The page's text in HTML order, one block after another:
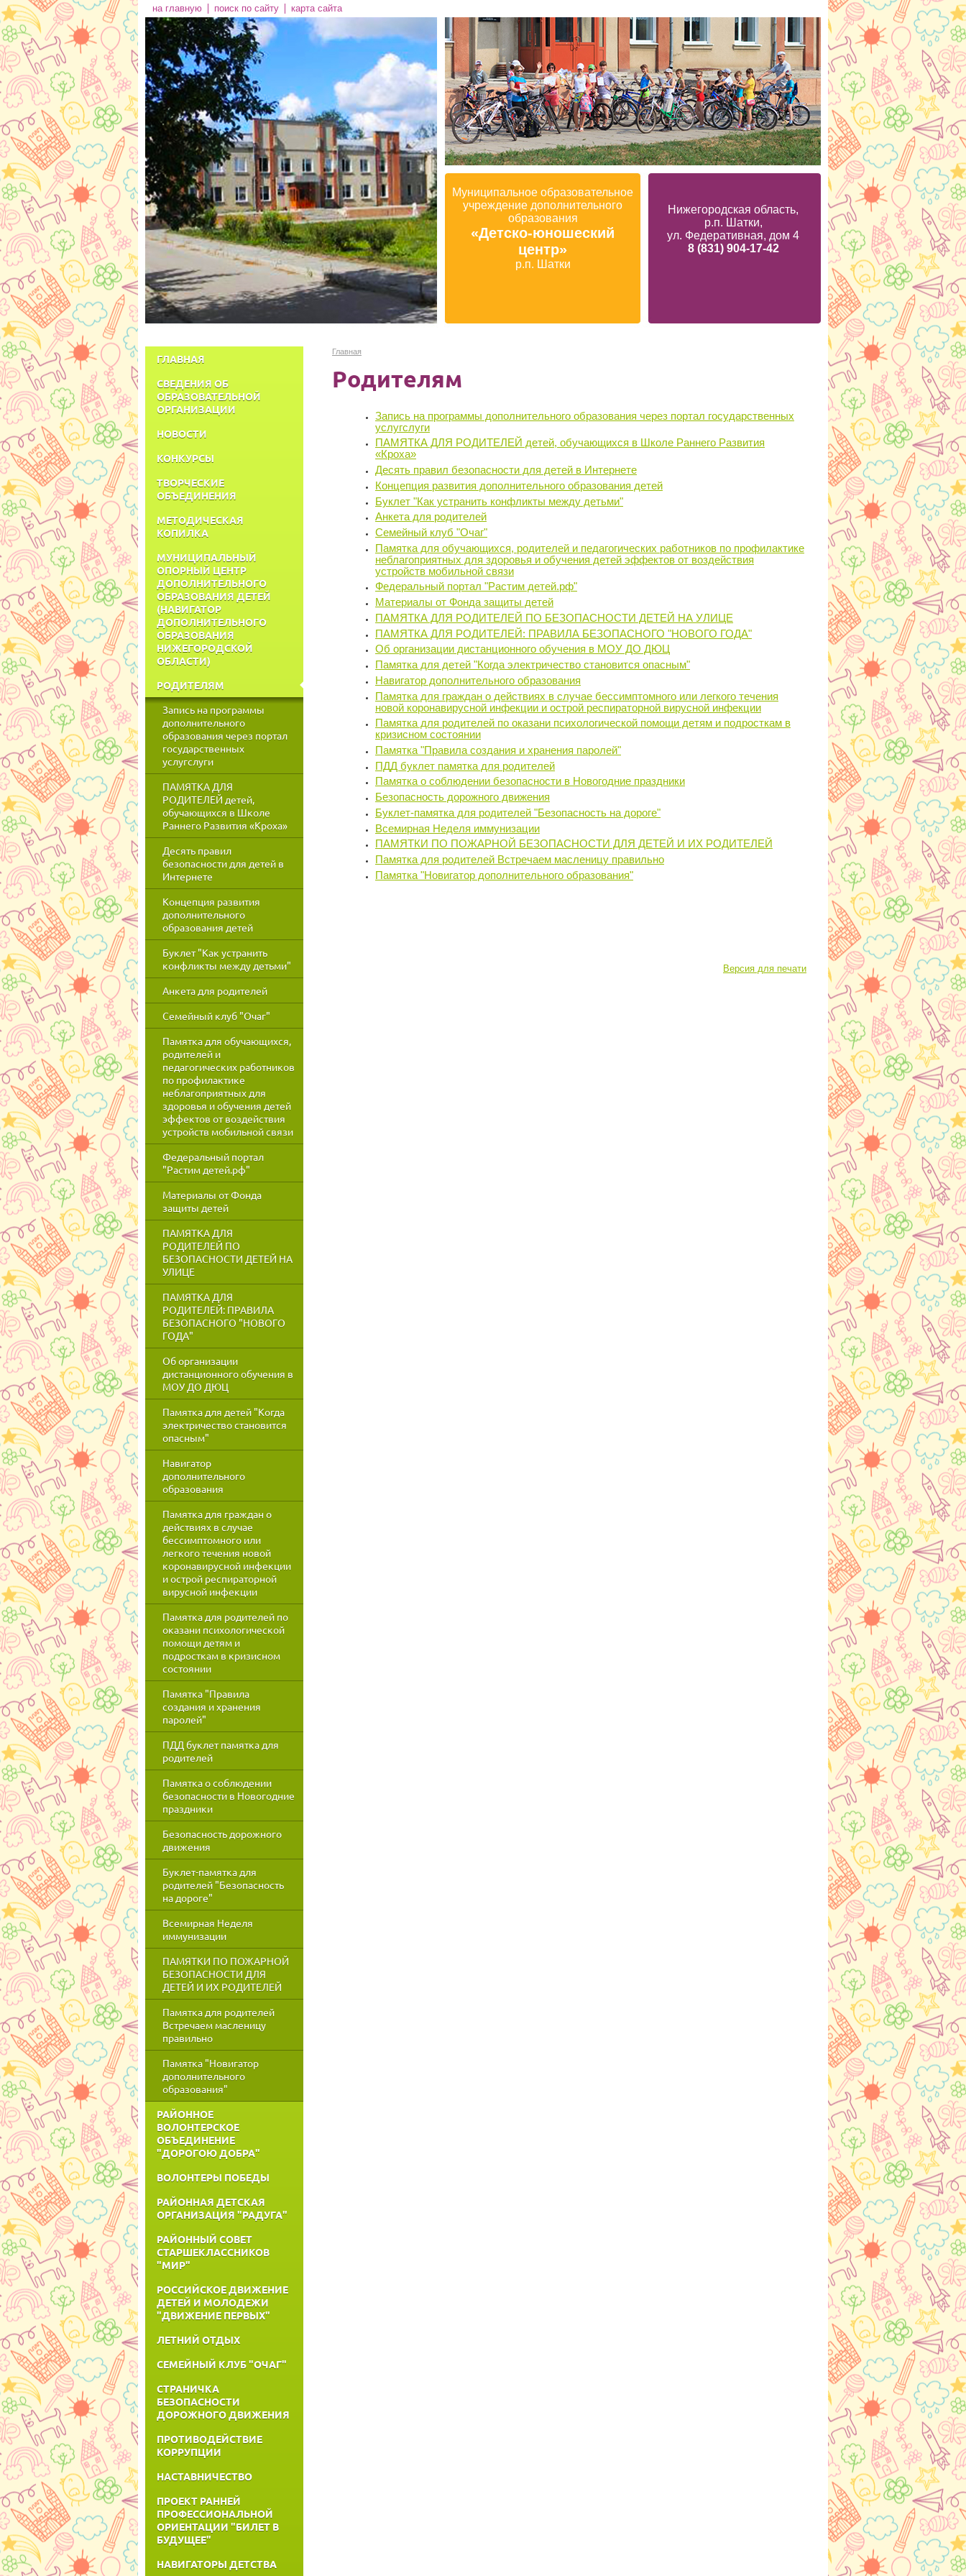
на главную поиск по сайту карта сайта
Муниципальное образовательное
учреждение дополнительного
образования
«Детско-юношеский
центр»
р.п. Шатки
Нижегородская область,
р.п. Шатки,
ул. Федеративная, дом 4
8 (831) 904-17-42
ГЛАВНАЯ
СВЕДЕНИЯ ОБ
ОБРАЗОВАТЕЛЬНОЙ
ОРГАНИЗАЦИИ
НОВОСТИ
КОНКУРСЫ
ТВОРЧЕСКИЕ
ОБЪЕДИНЕНИЯ
МЕТОДИЧЕСКАЯ
КОПИЛКА
МУНИЦИПАЛЬНЫЙ
ОПОРНЫЙ ЦЕНТР
ДОПОЛНИТЕЛЬНОГО
ОБРАЗОВАНИЯ ДЕТЕЙ
(НАВИГАТОР
ДОПОЛНИТЕЛЬНОГО
ОБРАЗОВАНИЯ
НИЖЕГОРОДСКОЙ
ОБЛАСТИ)
РОДИТЕЛЯМ
Запись на программы
дополнительного
образования через портал
государственных
услугслуги
ПАМЯТКА ДЛЯ
РОДИТЕЛЕЙ детей,
обучающихся в Школе
Раннего Развития «Кроха»
Десять правил
безопасности для детей в
Интернете
Концепция развития
дополнительного
образования детей
Буклет "Как устранить
конфликты между детьми"
Анкета для родителей
Семейный клуб "Очаг"
Памятка для обучающихся,
родителей и
педагогических работников
по профилактике
неблагоприятных для
здоровья и обучения детей
эффектов от воздействия
устройств мобильной связи
Федеральный портал
"Растим детей.рф"
Материалы от Фонда
защиты детей
ПАМЯТКА ДЛЯ
РОДИТЕЛЕЙ ПО
БЕЗОПАСНОСТИ ДЕТЕЙ НА
УЛИЦЕ
ПАМЯТКА ДЛЯ
РОДИТЕЛЕЙ: ПРАВИЛА
БЕЗОПАСНОГО "НОВОГО
ГОДА"
Об организации
дистанционного обучения в
МОУ ДО ДЮЦ
Памятка для детей "Когда
электричество становится
опасным"
Навигатор
дополнительного
образования
Памятка для граждан о
действиях в случае
бессимптомного или
легкого течения новой
коронавирусной инфекции
и острой респираторной
вирусной инфекции
Памятка для родителей по
оказани психологической
помощи детям и
подросткам в кризисном
состоянии
Памятка "Правила
создания и хранения
паролей"
ПДД буклет памятка для
родителей
Памятка о соблюдении
безопасности в Новогодние
праздники
Безопасность дорожного
движения
Буклет-памятка для
родителей "Безопасность
на дороге"
Всемирная Неделя
иммунизации
ПАМЯТКИ ПО ПОЖАРНОЙ
БЕЗОПАСНОСТИ ДЛЯ
ДЕТЕЙ И ИХ РОДИТЕЛЕЙ
Памятка для родителей
Встречаем масленицу
правильно
Памятка "Новигатор
дополнительного
образования"
РАЙОННОЕ
ВОЛОНТЕРСКОЕ
ОБЪЕДИНЕНИЕ
"ДОРОГОЮ ДОБРА"
ВОЛОНТЕРЫ ПОБЕДЫ
РАЙОННАЯ ДЕТСКАЯ
ОРГАНИЗАЦИЯ "РАДУГА"
РАЙОННЫЙ СОВЕТ
СТАРШЕКЛАССНИКОВ
"МИР"
РОССИЙСКОЕ ДВИЖЕНИЕ
ДЕТЕЙ И МОЛОДЕЖИ
"ДВИЖЕНИЕ ПЕРВЫХ"
ЛЕТНИЙ ОТДЫХ
СЕМЕЙНЫЙ КЛУБ "ОЧАГ"
СТРАНИЧКА
БЕЗОПАСНОСТИ
ДОРОЖНОГО ДВИЖЕНИЯ
ПРОТИВОДЕЙСТВИЕ
КОРРУПЦИИ
НАСТАВНИЧЕСТВО
ПРОЕКТ РАННЕЙ
ПРОФЕССИОНАЛЬНОЙ
ОРИЕНТАЦИИ "БИЛЕТ В
БУДУЩЕЕ"
НАВИГАТОРЫ ДЕТСТВА
Главная
Родителям
Запись на программы дополнительного образования через портал государственных
услугслуги
ПАМЯТКА ДЛЯ РОДИТЕЛЕЙ детей, обучающихся в Школе Раннего Развития
«Кроха»
Десять правил безопасности для детей в Интернете
Концепция развития дополнительного образования детей
Буклет "Как устранить конфликты между детьми"
Анкета для родителей
Семейный клуб "Очаг"
Памятка для обучающихся, родителей и педагогических работников по профилактике
неблагоприятных для здоровья и обучения детей эффектов от воздействия
устройств мобильной связи
Федеральный портал "Растим детей.рф"
Материалы от Фонда защиты детей
ПАМЯТКА ДЛЯ РОДИТЕЛЕЙ ПО БЕЗОПАСНОСТИ ДЕТЕЙ НА УЛИЦЕ
ПАМЯТКА ДЛЯ РОДИТЕЛЕЙ: ПРАВИЛА БЕЗОПАСНОГО "НОВОГО ГОДА"
Об организации дистанционного обучения в МОУ ДО ДЮЦ
Памятка для детей "Когда электричество становится опасным"
Навигатор дополнительного образования
Памятка для граждан о действиях в случае бессимптомного или легкого течения
новой коронавирусной инфекции и острой респираторной вирусной инфекции
Памятка для родителей по оказани психологической помощи детям и подросткам в
кризисном состоянии
Памятка "Правила создания и хранения паролей"
ПДД буклет памятка для родителей
Памятка о соблюдении безопасности в Новогодние праздники
Безопасность дорожного движения
Буклет-памятка для родителей "Безопасность на дороге"
Всемирная Неделя иммунизации
ПАМЯТКИ ПО ПОЖАРНОЙ БЕЗОПАСНОСТИ ДЛЯ ДЕТЕЙ И ИХ РОДИТЕЛЕЙ
Памятка для родителей Встречаем масленицу правильно
Памятка "Новигатор дополнительного образования"
Версия для печати